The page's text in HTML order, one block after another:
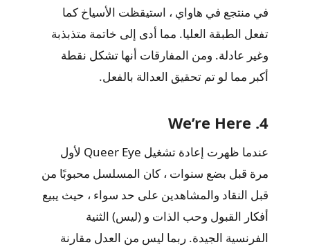
في منتجع في هاواي ، استيقظت الأسياخ كما
تفعل الطبقة العليا. مما أدى إلى خاتمة متذبذبة
وغير عادلة. ومن المفارقات أنها تشكل نقطة
أكبر مما لو تم تحقيق العدالة بالفعل.
4. We’re Here
عندما ظهرت إعادة تشغيل Queer Eye لأول
مرة قبل بضع سنوات ، كان المسلسل محبوبًا من
قبل النقاد والمشاهدين على حد سواء ، حيث يبيع
أفكار القبول وحب الذات و (ليس) الثنية
الفرنسية الجيدة. ربما ليس من العدل مقارنة